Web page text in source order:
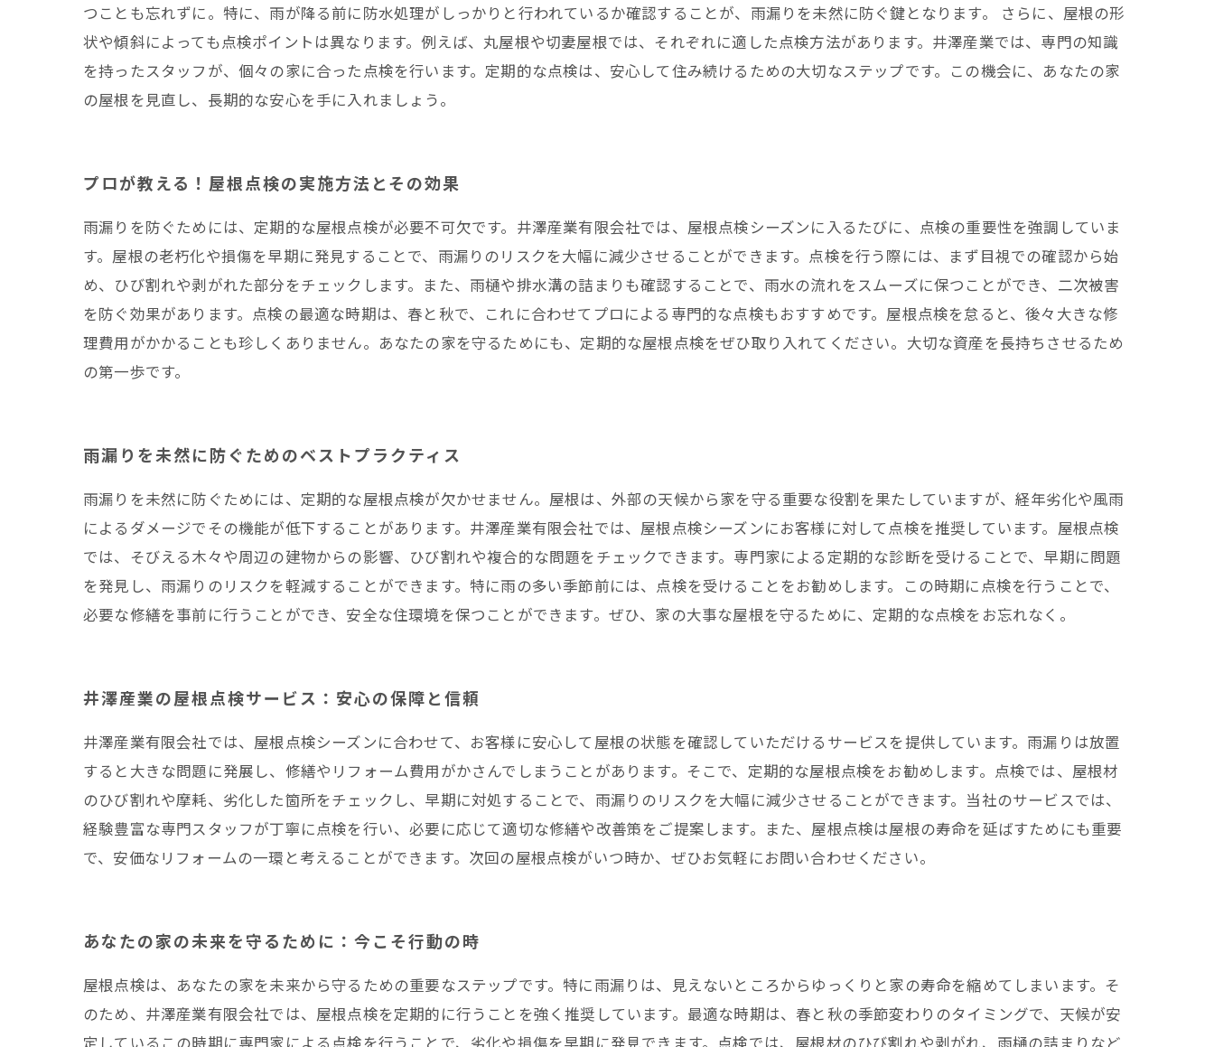
つことも忘れずに。特に、雨が降る前に防水処理がしっかりと行われているか確認することが、雨漏りを未然に防ぐ鍵となります。 さらに、屋根の形
状や傾斜によっても点検ポイントは異なります。例えば、丸屋根や切妻屋根では、それぞれに適した点検方法があります。井澤産業では、専門の知識
を持ったスタッフが、個々の家に合った点検を行います。定期的な点検は、安心して住み続けるための大切なステップです。この機会に、あなたの家
の屋根を見直し、長期的な安心を手に入れましょう。
プロが教える！屋根点検の実施方法とその効果
雨漏りを防ぐためには、定期的な屋根点検が必要不可欠です。井澤産業有限会社では、屋根点検シーズンに入るたびに、点検の重要性を強調していま
す。屋根の老朽化や損傷を早期に発見することで、雨漏りのリスクを大幅に減少させることができます。点検を行う際には、まず目視での確認から始
め、ひび割れや剥がれた部分をチェックします。また、雨樋や排水溝の詰まりも確認することで、雨水の流れをスムーズに保つことができ、二次被害
を防ぐ効果があります。点検の最適な時期は、春と秋で、これに合わせてプロによる専門的な点検もおすすめです。屋根点検を怠ると、後々大きな修
理費用がかかることも珍しくありません。あなたの家を守るためにも、定期的な屋根点検をぜひ取り入れてください。大切な資産を長持ちさせるため
の第一歩です。
雨漏りを未然に防ぐためのベストプラクティス
雨漏りを未然に防ぐためには、定期的な屋根点検が欠かせません。屋根は、外部の天候から家を守る重要な役割を果たしていますが、経年劣化や風雨
によるダメージでその機能が低下することがあります。井澤産業有限会社では、屋根点検シーズンにお客様に対して点検を推奨しています。屋根点検
では、そびえる木々や周辺の建物からの影響、ひび割れや複合的な問題をチェックできます。専門家による定期的な診断を受けることで、早期に問題
を発見し、雨漏りのリスクを軽減することができます。特に雨の多い季節前には、点検を受けることをお勧めします。この時期に点検を行うことで、
必要な修繕を事前に行うことができ、安全な住環境を保つことができます。ぜひ、家の大事な屋根を守るために、定期的な点検をお忘れなく。
井澤産業の屋根点検サービス：安心の保障と信頼
井澤産業有限会社では、屋根点検シーズンに合わせて、お客様に安心して屋根の状態を確認していただけるサービスを提供しています。雨漏りは放置
すると大きな問題に発展し、修繕やリフォーム費用がかさんでしまうことがあります。そこで、定期的な屋根点検をお勧めします。点検では、屋根材
のひび割れや摩耗、劣化した箇所をチェックし、早期に対処することで、雨漏りのリスクを大幅に減少させることができます。当社のサービスでは、
経験豊富な専門スタッフが丁寧に点検を行い、必要に応じて適切な修繕や改善策をご提案します。また、屋根点検は屋根の寿命を延ばすためにも重要
で、安価なリフォームの一環と考えることができます。次回の屋根点検がいつ時か、ぜひお気軽にお問い合わせください。
あなたの家の未来を守るために：今こそ行動の時
屋根点検は、あなたの家を未来から守るための重要なステップです。特に雨漏りは、見えないところからゆっくりと家の寿命を縮めてしまいます。そ
のため、井澤産業有限会社では、屋根点検を定期的に行うことを強く推奨しています。最適な時期は、春と秋の季節変わりのタイミングで、天候が安
定しているこの時期に専門家による点検を行うことで、劣化や損傷を早期に発見できます。点検では、屋根材のひび割れや剥がれ、雨樋の詰まりなど